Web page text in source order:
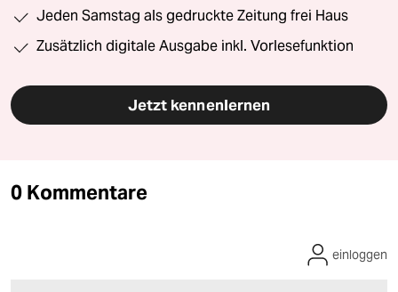
Jeden Samstag als gedruckte Zeitung frei Haus
Zusätzlich digitale Ausgabe inkl. Vorlesefunktion
Jetzt kennenlernen
0 Kommentare
einloggen